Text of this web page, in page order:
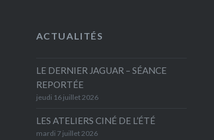
ACTUALITÉS
LE DERNIER JAGUAR – SÉANCE
REPORTÉE
jeudi 16 juillet 2026
LES ATELIERS CINÉ DE L’ÉTÉ
mardi 7 juillet 2026